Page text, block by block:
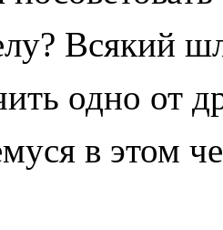
Всякий
одно от
в этом